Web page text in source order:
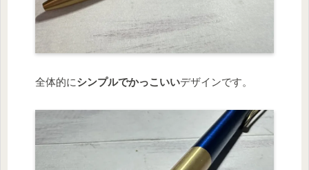
全体的にシンプルでかっこいいデザインです。